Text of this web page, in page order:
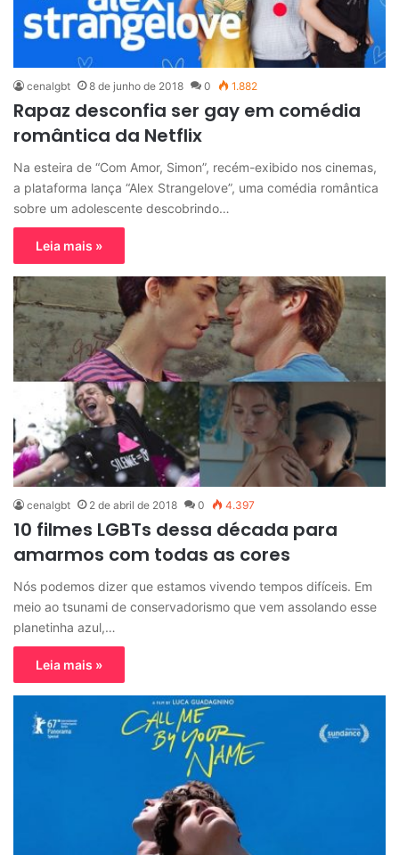
cenalgbt 8 de junho de 2018 0 1.882
Rapaz desconfia ser gay em comédia
romântica da Netflix
Na esteira de “Com Amor, ​Simon”, recém-exibido nos cinemas,
a plataforma lança “Alex Strangelove”, uma comédia romântica
sobre um adolescente descobrindo…
Leia mais »
cenalgbt 2 de abril de 2018 0 4.397
10 filmes LGBTs dessa década para
amarmos com todas as cores
Nós podemos dizer que estamos vivendo tempos difíceis. Em
meio ao tsunami de conservadorismo que vem assolando esse
planetinha azul,…
Leia mais »